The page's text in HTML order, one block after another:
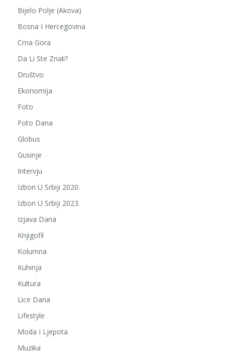
Bijelo Polje (Akova)
Bosna I Hercegovina
Crna Gora
Da Li Ste Znali?
Društvo
Ekonomija
Foto
Foto Dana
Globus
Gusinje
Intervju
Izbori U Srbiji 2020.
Izbori U Srbiji 2023.
Izjava Dana
Knjigofil
Kolumna
Kuhinja
Kultura
Lice Dana
Lifestyle
Moda I Ljepota
Muzika